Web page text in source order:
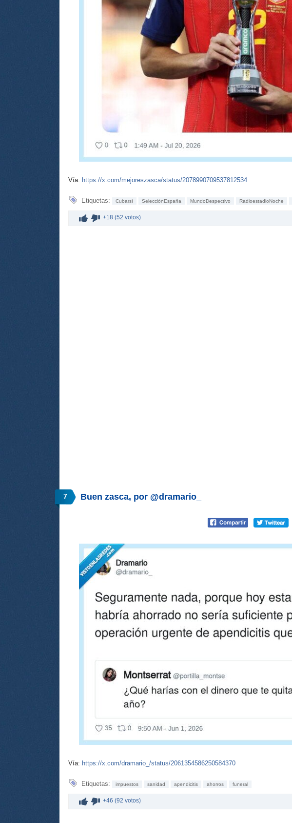
Vía: https://x.com/mejoreszasca/status/2078990709537812534
Etiquetas: Cubarsí SelecciónEspaña MundoDespectivo RadioestadioNoche
+18 (52 votos)
7 Buen zasca, por @dramario_
Vía: https://x.com/dramario_/status/2061354586250584370
Etiquetas: impuestos sanidad apendicitis ahorros funeral
+46 (92 votos)